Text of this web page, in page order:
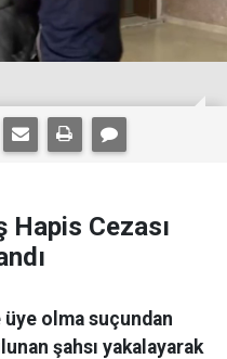
Hapis Cezası
üye olma suçundan
şahsı yakalayarak